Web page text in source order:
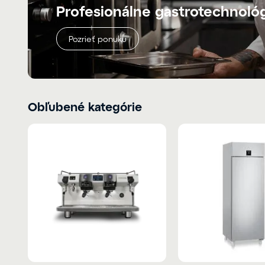
Profesionálne
Pozrieť ponuku
Obľubené kategórie